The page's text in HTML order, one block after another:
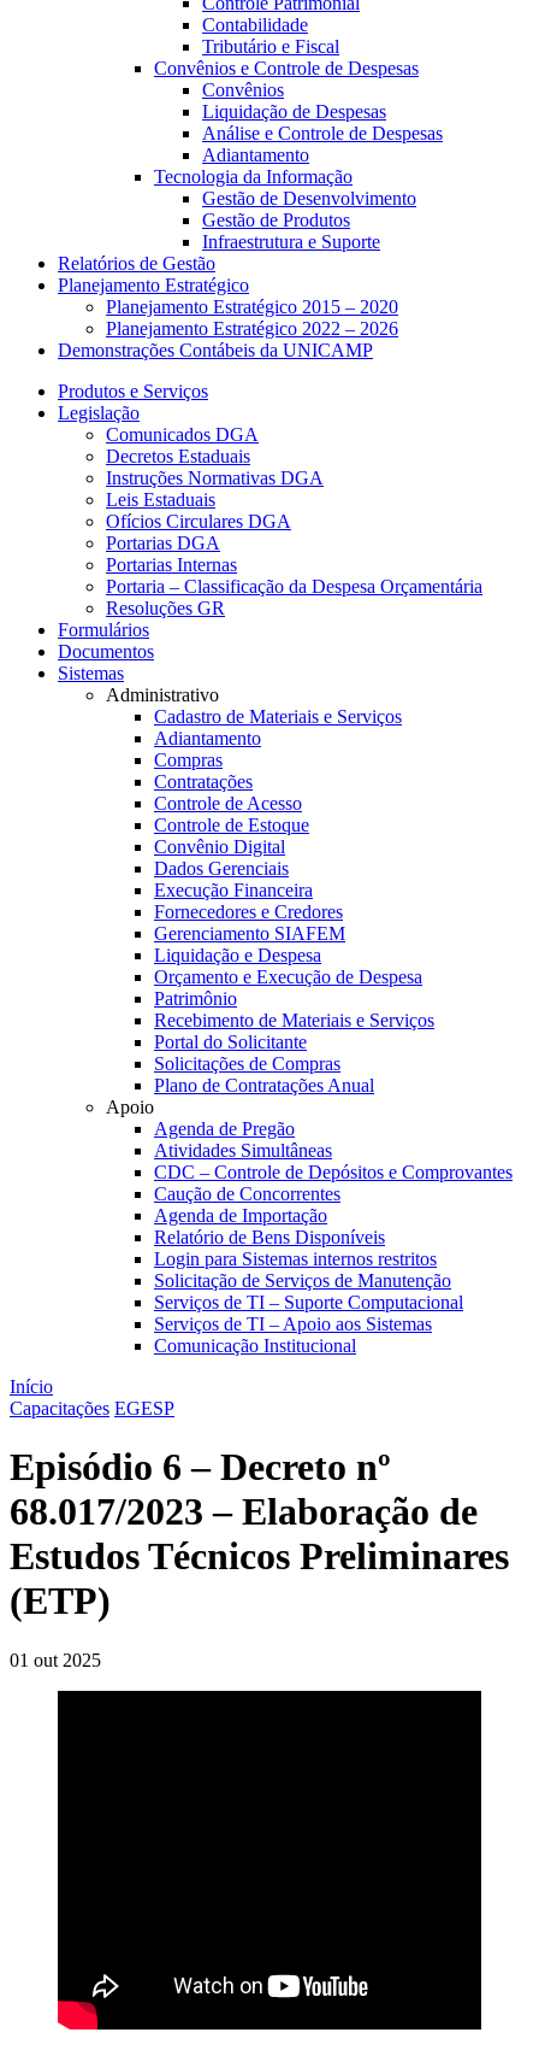
Contabilidade
Tributário e Fiscal
Convênios e Controle de Despesas
Convênios
Liquidação de Despesas
Análise e Controle de Despesas
Adiantamento
Tecnologia da Informação
Gestão de Desenvolvimento
Gestão de Produtos
Infraestrutura e Suporte
Relatórios de Gestão
Planejamento Estratégico
Planejamento Estratégico 2015 – 2020
Planejamento Estratégico 2022 – 2026
Demonstrações Contábeis da UNICAMP
Produtos e Serviços
Legislação
Comunicados DGA
Decretos Estaduais
Instruções Normativas DGA
Leis Estaduais
Ofícios Circulares DGA
Portarias DGA
Portarias Internas
Portaria – Classificação da Despesa Orçamentária
Resoluções GR
Formulários
Documentos
Sistemas
Administrativo
Cadastro de Materiais e Serviços
Adiantamento
Compras
Contratações
Controle de Acesso
Controle de Estoque
Convênio Digital
Dados Gerenciais
Execução Financeira
Fornecedores e Credores
Gerenciamento SIAFEM
Liquidação e Despesa
Orçamento e Execução de Despesa
Patrimônio
Recebimento de Materiais e Serviços
Portal do Solicitante
Solicitações de Compras
Plano de Contratações Anual
Apoio
Agenda de Pregão
Atividades Simultâneas
CDC – Controle de Depósitos e Comprovantes
Caução de Concorrentes
Agenda de Importação
Relatório de Bens Disponíveis
Login para Sistemas internos restritos
Solicitação de Serviços de Manutenção
Serviços de TI – Suporte Computacional
Serviços de TI – Apoio aos Sistemas
Comunicação Institucional
Início
Capacitações EGESP
Episódio 6 – Decreto nº
68.017/2023 – Elaboração de
Estudos Técnicos Preliminares
(ETP)
01 out 2025